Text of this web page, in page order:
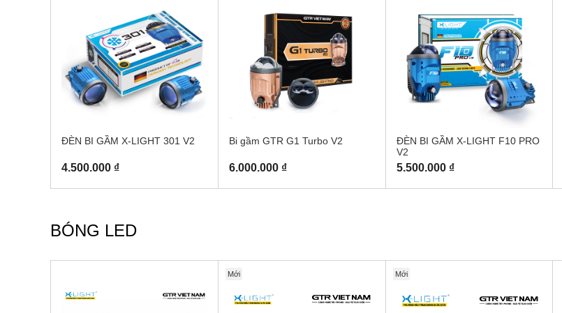
ĐÈN BI GẦM X-LIGHT 301 V2
4.500.000 ₫
Bi gầm GTR G1 Turbo V2
6.000.000 ₫
ĐÈN BI GẦM X-LIGHT F10 PRO
V2
5.500.000 ₫
BÓNG LED
Mới Mới